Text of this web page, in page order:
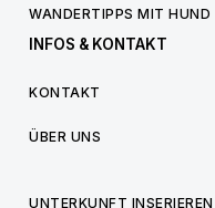
WANDERTIPPS MIT HUND
INFOS & KONTAKT
KONTAKT
ÜBER UNS
UNTERKUNFT INSERIEREN